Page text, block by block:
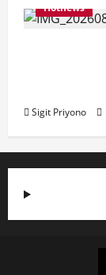
Hotnews
Sigit Priyono